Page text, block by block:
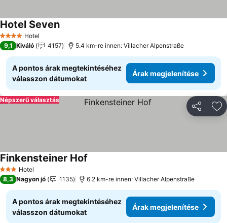
4 KategóriaHotel
Hotel Seven
9,1 Kiváló 4157 5.4 km-re innen: Villacher Alpenstraße
A pontos árak megtekintéséhez
válasszon dátumokat
Árak megjelenítése
Népszerű választás
3 Kategória
Hotel
Finkensteiner Hof
8,3 Nagyon jó 1135 6.2 km-re innen: Villacher Alpenstraße
A pontos árak megtekintéséhez
válasszon dátumokat
Árak megjelenítése